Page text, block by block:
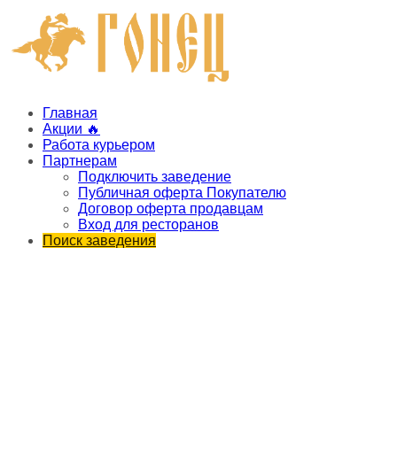
Главная
Акции 🔥
Работа курьером
Партнерам
Подключить заведение
Публичная оферта Покупателю
Договор оферта продавцам
Вход для ресторанов
Поиск заведения